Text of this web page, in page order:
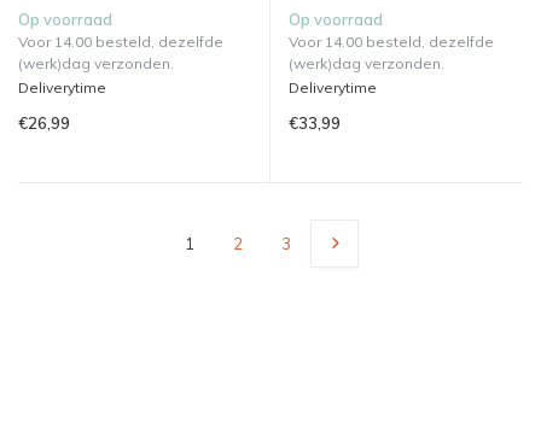
Op voorraad
Voor 14.00 besteld, dezelfde
(werk)dag verzonden.
Deliverytime
€26,99
Op voorraad
Voor 14.00 besteld, dezelfde
(werk)dag verzonden.
Deliverytime
€33,99
1 2 3